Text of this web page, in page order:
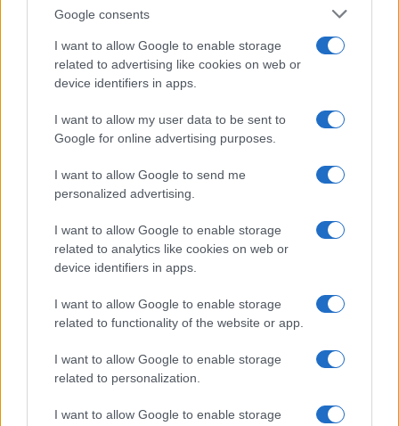
Google consents
I want to allow Google to enable storage
related to advertising like cookies on web or
device identifiers in apps.
I want to allow my user data to be sent to
Google for online advertising purposes.
I want to allow Google to send me
personalized advertising.
I want to allow Google to enable storage
related to analytics like cookies on web or
device identifiers in apps.
I want to allow Google to enable storage
related to functionality of the website or app.
I want to allow Google to enable storage
related to personalization.
I want to allow Google to enable storage
Investeren 24
NL Newz